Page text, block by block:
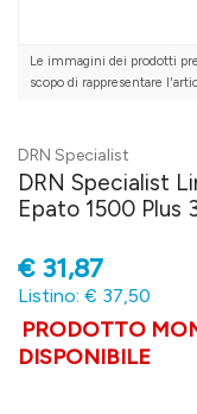
Le immagini dei prodotti
scopo di rappresentare
DRN Specialist
DRN Specialist
Epato 1500 Plus
€ 31,87
Listino: € 37,50
PRODOTTO
DISPONIBILE